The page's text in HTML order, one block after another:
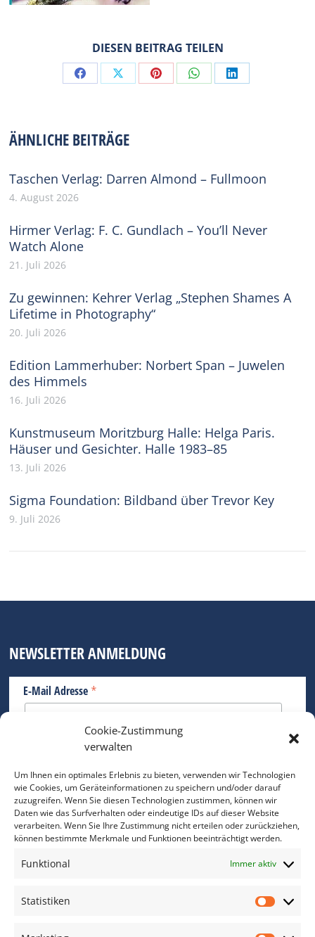
Cookie-Zustimmung
verwalten
Um Ihnen ein optimales Erlebnis zu bieten, verwenden wir Technologien
wie Cookies, um Geräteinformationen zu speichern und/oder darauf
zuzugreifen. Wenn Sie diesen Technologien zustimmen, können wir
Daten wie das Surfverhalten oder eindeutige IDs auf dieser Website
verarbeiten. Wenn Sie Ihre Zustimmung nicht erteilen oder zurückziehen,
können bestimmte Merkmale und Funktionen beeinträchtigt werden.
Funktional Immer aktiv
Statistiken
DIESEN BEITRAG TEILEN
Share Share Share Share Share
ÄHNLICHE BEITRÄGE
Taschen Verlag: Darren Almond – Fullmoon
4. August 2026
Hirmer Verlag: F. C. Gundlach – You’ll Never
Watch Alone
21. Juli 2026
Zu gewinnen: Kehrer Verlag „Stephen Shames A
Lifetime in Photography“
20. Juli 2026
Edition Lammerhuber: Norbert Span – Juwelen
des Himmels
16. Juli 2026
Kunstmuseum Moritzburg Halle: Helga Paris.
Häuser und Gesichter. Halle 1983–85
13. Juli 2026
Sigma Foundation: Bildband über Trevor Key
9. Juli 2026
NEWSLETTER ANMELDUNG
E-Mail Adresse *
Bitte geben Sie Ihre E-Mail Adresse ein.
*